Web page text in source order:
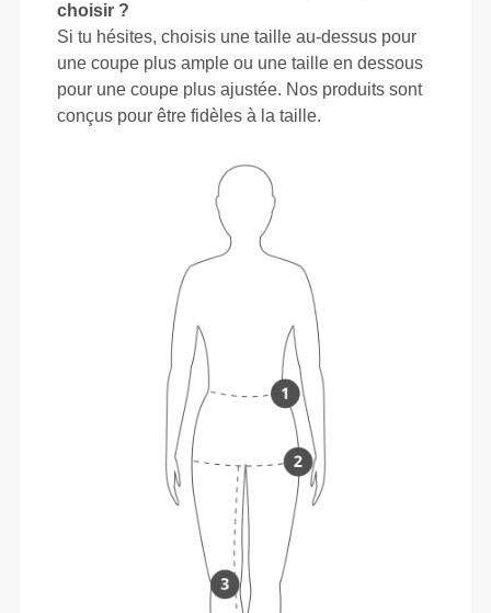
choisir ?
Si tu hésites, choisis une taille au-dessus pour
une coupe plus ample ou une taille en dessous
pour une coupe plus ajustée. Nos produits sont
conçus pour être fidèles à la taille.